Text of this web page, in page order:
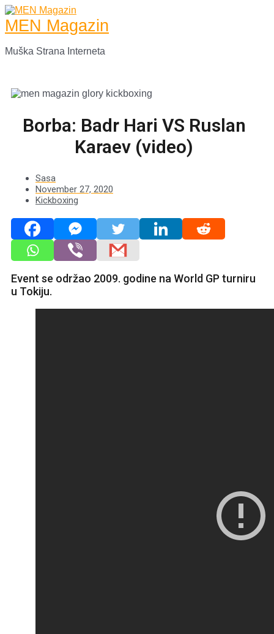
Skip
to
content
MEN Magazin
Muška Strana Interneta
Menu
Borba: Badr Hari VS Ruslan
Karaev (video)
Sasa
November 27, 2020
Kickboxing
Event se održao 2009. godine na World GP turniru
u Tokiju.